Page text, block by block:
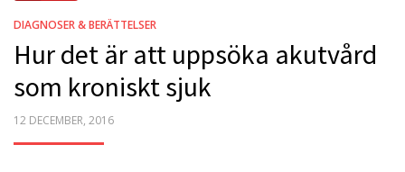
DIAGNOSER & BERÄTTELSER
Hur det är att uppsöka akutvård
som kroniskt sjuk
POSTED
12 DECEMBER, 2016